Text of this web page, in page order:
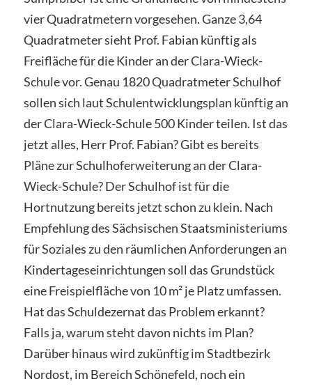
vier Quadratmetern vorgesehen. Ganze 3,64
Quadratmeter sieht Prof. Fabian künftig als
Freifläche für die Kinder an der Clara-Wieck-
Schule vor. Genau 1820 Quadratmeter Schulhof
sollen sich laut Schulentwicklungsplan künftig an
der Clara-Wieck-Schule 500 Kinder teilen. Ist das
jetzt alles, Herr Prof. Fabian? Gibt es bereits
Pläne zur Schulhoferweiterung an der Clara-
Wieck-Schule? Der Schulhof ist für die
Hortnutzung bereits jetzt schon zu klein. Nach
Empfehlung des Sächsischen Staatsministeriums
für Soziales zu den räumlichen Anforderungen an
Kindertageseinrichtungen soll das Grundstück
eine Freispielfläche von 10 m² je Platz umfassen.
Hat das Schuldezernat das Problem erkannt?
Falls ja, warum steht davon nichts im Plan?
Darüber hinaus wird zukünftig im Stadtbezirk
Nordost, im Bereich Schönefeld, noch ein